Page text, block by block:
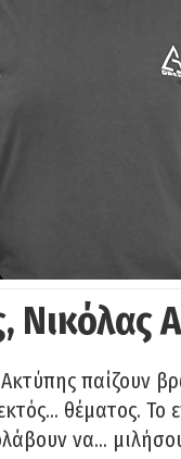
Νικόλας
παίζουν
θέματος. Το
να…